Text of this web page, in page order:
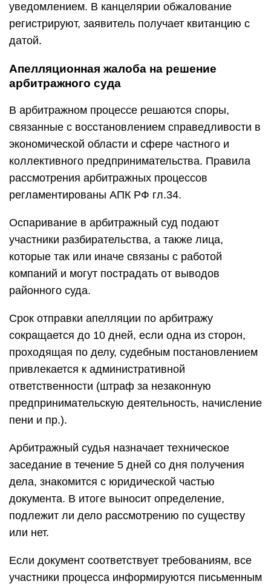
уведомлением. В канцелярии обжалование
регистрируют, заявитель получает квитанцию с
датой.
Апелляционная жалоба на решение
арбитражного суда
В арбитражном процессе решаются споры,
связанные с восстановлением справедливости в
экономической области и сфере частного и
коллективного предпринимательства. Правила
рассмотрения арбитражных процессов
регламентированы АПК РФ гл.34.
Оспаривание в арбитражный суд подают
участники разбирательства, а также лица,
которые так или иначе связаны с работой
компаний и могут пострадать от выводов
районного суда.
Срок отправки апелляции по арбитражу
сокращается до 10 дней, если одна из сторон,
проходящая по делу, судебным постановлением
привлекается к административной
ответственности (штраф за незаконную
предпринимательскую деятельность, начисление
пени и пр.).
Арбитражный судья назначает техническое
заседание в течение 5 дней со дня получения
дела, знакомится с юридической частью
документа. В итоге выносит определение,
подлежит ли дело рассмотрению по существу
или нет.
Если документ соответствует требованиям, все
участники процесса информируются письменным